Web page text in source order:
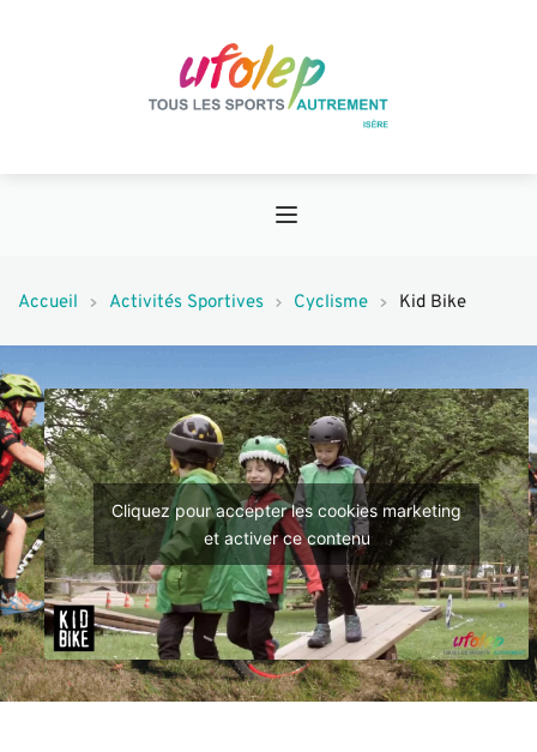
Accueil Activités Sportives Cyclisme Kid Bike
Cliquez pour accepter les cookies marketing
et activer ce contenu